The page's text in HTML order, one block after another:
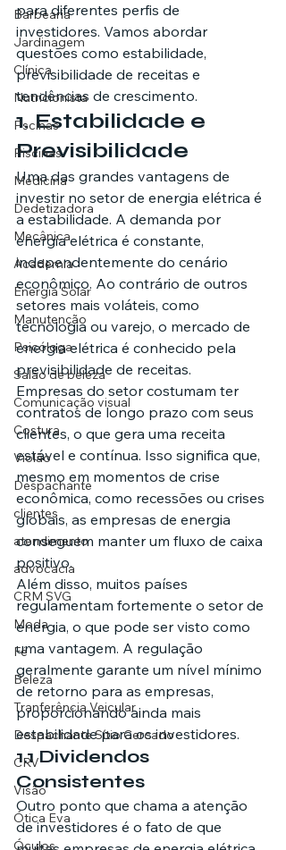
Barbearia
Jardinagem
Clínica
Nutricionista
Pscinas
Piscinas
Medicina
Dedetizadora
Mecânica
Academia
Energia Solar
Manutenção
Psicóloga
Salão de beleza
Comunicação visual
Costura
Violão
Despachante
clientes
atendimento
advocacia
CRM SVG
Moda
Fé
Beleza
Tranferência Veicular
Despachante Sítio Cercado
CRV
Visão
Ótica Eva
Óculos
para diferentes perfis de
investidores. Vamos abordar
questões como estabilidade,
previsibilidade de receitas e
tendências de crescimento.
1. Estabilidade e
Previsibilidade
Uma das grandes vantagens de
investir no setor de energia elétrica é
a estabilidade. A demanda por
energia elétrica é constante,
independentemente do cenário
econômico. Ao contrário de outros
setores mais voláteis, como
tecnologia ou varejo, o mercado de
energia elétrica é conhecido pela
previsibilidade de receitas.
Empresas do setor costumam ter
contratos de longo prazo com seus
clientes, o que gera uma receita
estável e contínua. Isso significa que,
mesmo em momentos de crise
econômica, como recessões ou crises
globais, as empresas de energia
conseguem manter um fluxo de caixa
positivo.
Além disso, muitos países
regulamentam fortemente o setor de
energia, o que pode ser visto como
uma vantagem. A regulação
geralmente garante um nível mínimo
de retorno para as empresas,
proporcionando ainda mais
estabilidade para os investidores.
1.1 Dividendos
Consistentes
Outro ponto que chama a atenção
de investidores é o fato de que